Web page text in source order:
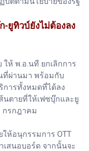
-ยูทิวบ์ยังไม่ต้องลง
ห้ พ.อ.นที ยกเลิกการ
ที่ผ่านมา พร้อมกับ
การทั้งหมดที่ได้ลง
นตายที่ให้เฟซบุ๊กและยู
กรกฎาคม
ห้อนุกรรมการ OTT
สนอบอร์ด จากนั้นจะ